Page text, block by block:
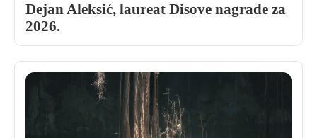
Dejan Aleksić, laureat Disove nagrade za
2026.